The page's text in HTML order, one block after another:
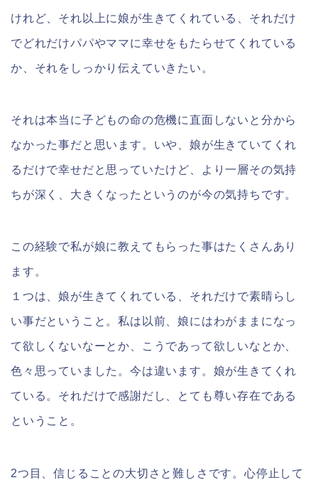
けれど、それ以上に娘が生きてくれている、それだけ
でどれだけパパやママに幸せをもたらせてくれている
か、それをしっかり伝えていきたい。
それは本当に子どもの命の危機に直面しないと分から
なかった事だと思います。いや、娘が生きていてくれ
るだけで幸せだと思っていたけど、より一層その気持
ちが深く、大きくなったというのが今の気持ちです。
この経験で私が娘に教えてもらった事はたくさんあり
ます。
１つは、娘が生きてくれている、それだけで素晴らし
い事だということ。私は以前、娘にはわがままになっ
て欲しくないなーとか、こうであって欲しいなとか、
色々思っていました。今は違います。娘が生きてくれ
ている。それだけで感謝だし、とても尊い存在である
ということ。
2つ目、信じることの大切さと難しさです。心停止して